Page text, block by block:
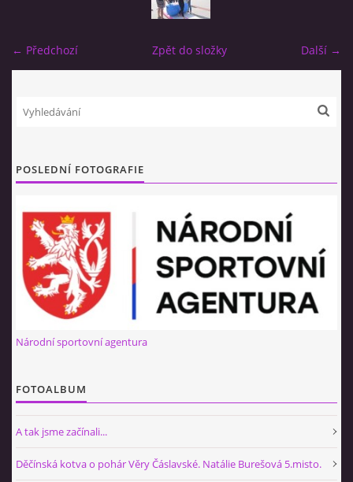
NAŠE BÝVALÉ ZÁVODNICE
← Předchozí Další →
Zpět do složky
POSLEDNÍ FOTOGRAFIE
Národní sportovní agentura
FOTOALBUM
A tak jsme začínali...
Děčínská kotva o pohár Věry Čáslavské. Natálie Burešová 5.misto.